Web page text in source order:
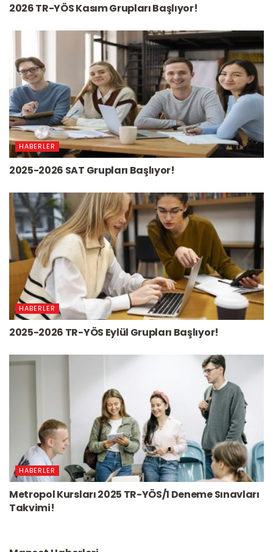
2026 TR-YÖS Kasım Grupları Başlıyor!
HABERLER
2025-2026 SAT Grupları Başlıyor!
HABERLER
2025-2026 TR-YÖS Eylül Grupları Başlıyor!
HABERLER
Metropol Kursları 2025 TR-YÖS/1 Deneme Sınavları
Takvimi!